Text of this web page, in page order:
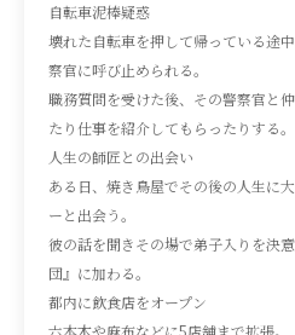
自転車泥棒疑惑
壊れた自転車を押して帰っている途
察官に呼び止められる。
職務質問を受けた後、その警察官と
たり仕事を紹介してもらったりする。
人生の師匠との出会い
ある日、焼き鳥屋でその後の人生に
ーと出会う。
彼の話を聞きその場で弟子入りを決
団』に加わる。
都内に飲食店をオープン